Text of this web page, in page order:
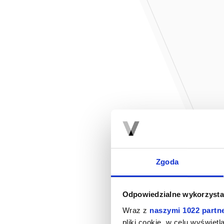
Zgoda
Odpowiedzialne
Wraz z naszymi 1022
pliki cookie, w celu